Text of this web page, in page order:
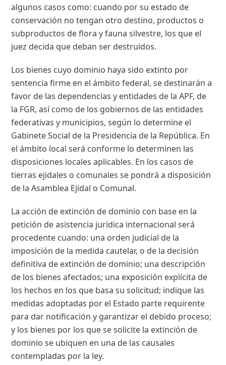
algunos casos como: cuando por su estado de
conservación no tengan otro destino, productos o
subproductos de flora y fauna silvestre, los que el
juez decida que deban ser destruidos.
Los bienes cuyo dominio haya sido extinto por
sentencia firme en el ámbito federal, se destinarán a
favor de las dependencias y entidades de la APF, de
la FGR, así como de los gobiernos de las entidades
federativas y municipios, según lo determine el
Gabinete Social de la Presidencia de la República. En
el ámbito local será conforme lo determinen las
disposiciones locales aplicables. En los casos de
tierras ejidales o comunales se pondrá a disposición
de la Asamblea Ejidal o Comunal.
La acción de extinción de dominio con base en la
petición de asistencia jurídica internacional será
procedente cuando: una orden judicial de la
imposición de la medida cautelar, o de la decisión
definitiva de extinción de dominio; una descripción
de los bienes afectados; una exposición explícita de
los hechos en los que basa su solicitud; indique las
medidas adoptadas por el Estado parte requirente
para dar notificación y garantizar el debido proceso;
y los bienes por los que se solicite la extinción de
dominio se ubiquen en una de las causales
contempladas por la ley.